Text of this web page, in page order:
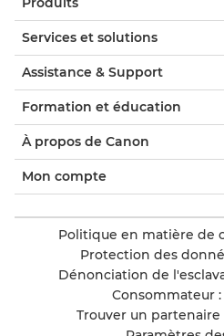
Services et solutions
Assistance & Support
Formation et éducation
À propos de Canon
Mon compte
Politique en matière de
Protection des
Dénonciation de
Consommateur
Trouver un